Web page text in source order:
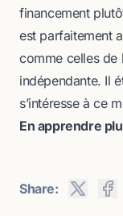
financement
est parfaitement
comme celles de
indépendante. Il
s’intéresse à ce
En apprendre
Share: